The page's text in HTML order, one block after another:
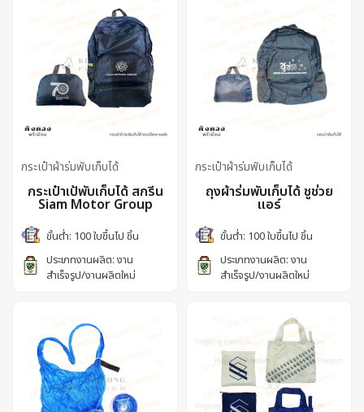
กระเป๋าผ้าร่มพับเก็บได้
กระเป๋าเป้พับเก็บได้ สกรีน
Siam Motor Group
ขั้นต่ำ: 100 ใบขึ้นไป ชิ้น
ประเภทงานผลิต: งาน
สำเร็จรูป/งานผลิตใหม่
กระเป๋าผ้าร่มพับเก็บได้
ถุงผ้าร่มพับเก็บได้ ชูช่วย
แอร์
ขั้นต่ำ: 100 ใบขึ้นไป ชิ้น
ประเภทงานผลิต: งาน
สำเร็จรูป/งานผลิตใหม่